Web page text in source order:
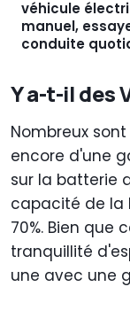
véhicule
manuel,
conduite
Y a-t-il des
Nombreux
encore d'une
sur la batterie
capacité de la
70%. Bien
tranquillité
une avec une